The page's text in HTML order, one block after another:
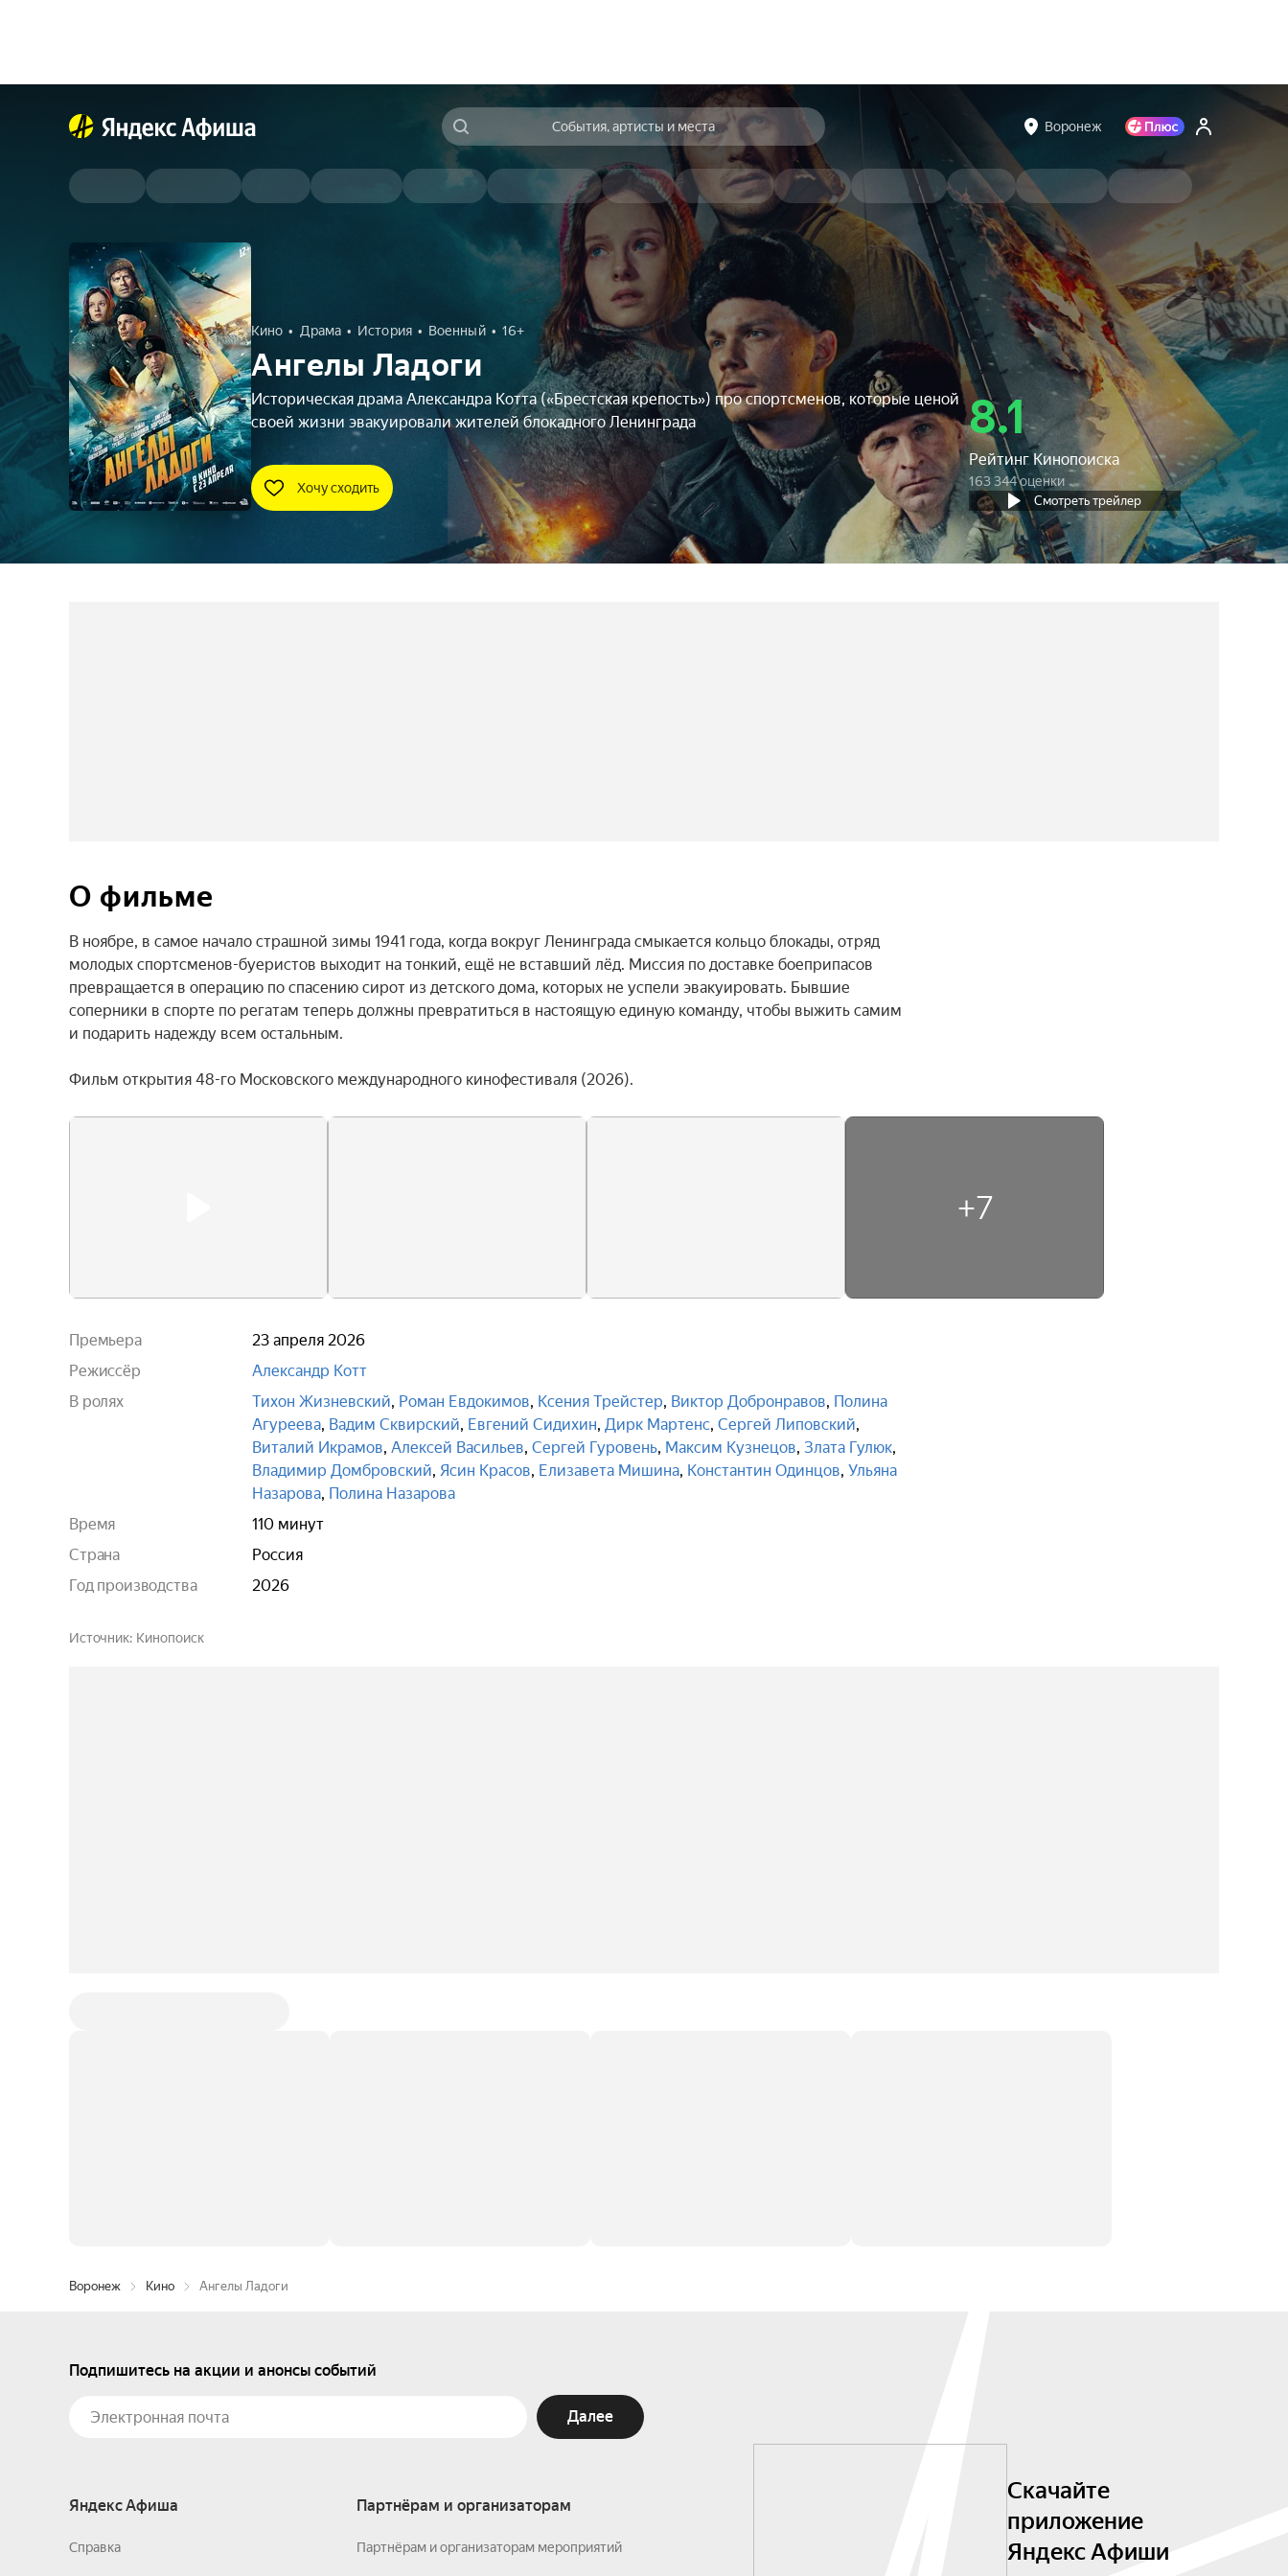
События, артисты и места Воронеж
Кино Драма История Военный 16+
Ангелы Ладоги
Историческая драма Александра Котта («Брестская крепость») про спортсменов, которые ценой
своей жизни эвакуировали жителей блокадного Ленинграда
Хочу сходить
8.1
Рейтинг Кинопоиска
163 344 оценки
Смотреть трейлер
О фильме
В ноябре, в самое начало страшной зимы 1941 года, когда вокруг Ленинграда смыкается кольцо блокады, отряд
молодых спортсменов-буеристов выходит на тонкий, ещё не вставший лёд. Миссия по доставке боеприпасов
превращается в операцию по спасению сирот из детского дома, которых не успели эвакуировать. Бывшие
соперники в спорте по регатам теперь должны превратиться в настоящую единую команду, чтобы выжить самим
и подарить надежду всем остальным.
Фильм открытия 48-го Московского международного кинофестиваля (2026).
+7
Премьера
23 апреля 2026
Режиссёр
Александр Котт
В ролях
Тихон Жизневский, Роман Евдокимов, Ксения Трейстер, Виктор Добронравов, Полина
Агуреева, Вадим Сквирский, Евгений Сидихин, Дирк Мартенс, Сергей Липовский,
Виталий Икрамов, Алексей Васильев, Сергей Гуровень, Максим Кузнецов, Злата Гулюк,
Владимир Домбровский, Ясин Красов, Елизавета Мишина, Константин Одинцов, Ульяна
Назарова, Полина Назарова
Время
110 минут
Страна
Россия
Год производства
2026
Источник Кинопоиск
Воронеж Кино Ангелы Ладоги
Подпишитесь на акции и анонсы событий
Далее
Яндекс Афиша
Справка
Партнёрам и организаторам
Партнёрам и организаторам мероприятий
Скачайте
приложение
Яндекс Афиши